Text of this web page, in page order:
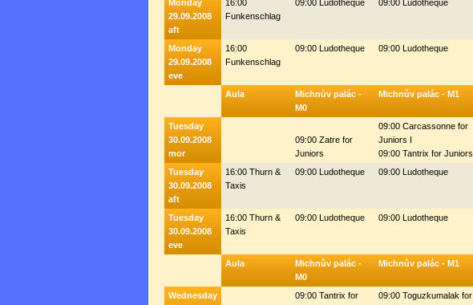
Monday
29.09.2008
aft
16:00
Funkenschlag
09:00 Ludotheque 09:00 Ludotheque
Monday
29.09.2008
eve
16:00
Funkenschlag
09:00 Ludotheque 09:00 Ludotheque
Aula
Michnův palác -
M0
Michnův palác - M1
Tuesday
30.09.2008
mor
09:00 Zatre for
Juniors
09:00 Carcassonne for
Juniors I
09:00 Tantrix for Juniors
Tuesday
30.09.2008
aft
16:00 Thurn &
Taxis
09:00 Ludotheque 09:00 Ludotheque
Tuesday
30.09.2008
eve
16:00 Thurn &
Taxis
09:00 Ludotheque 09:00 Ludotheque
Aula
Michnův palác -
M0
Michnův palác - M1
Wednesday
09:00 Tantrix for
09:00 Toguzkumalak for